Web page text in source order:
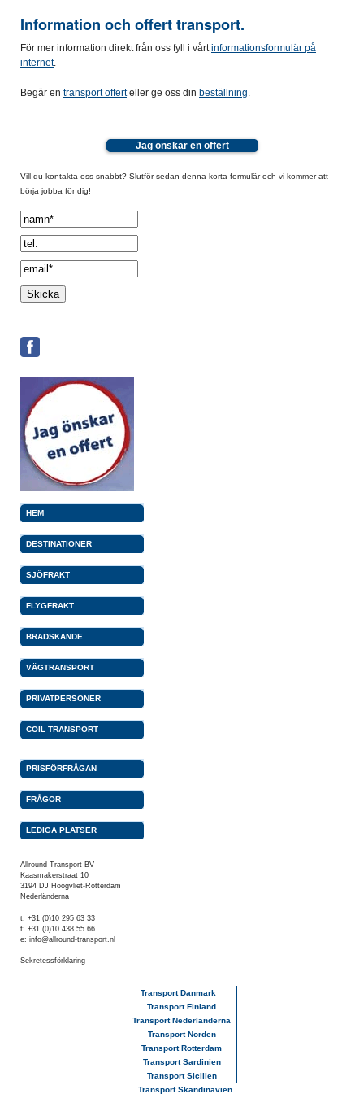
Information och offert transport.
För mer information direkt från oss fyll i vårtinformationsformulär på
internet.
Begär en transport offerteller ge oss din beställning
Jag önskar en offert
Vill du kontakta oss snabbt? Slutför sedan denna korta formulär och vi kommer att
börja jobba för dig!
Spamcheck:
HEM
DESTINATIONER
SJÖFRAKT
FLYGFRAKT
BRADSKANDE
VÄGTRANSPORT
PRIVATPERSONER
COIL TRANSPORT
PRISFÖRFRÅGAN
FRÅGOR
LEDIGA PLATSER
Allround Transport BV
Kaasmakerstraat 10
3194 DJ Hoogvliet-Rotterdam
Nederländerna
t: +31 (0)10 295 63 33
f: +31 (0)10 438 55 66
e: info@allround-transport.nl
Sekretessförklaring
Transport Danmark
Transport Finland
Transport Nederländerna
Transport Norden
Transport Rotterdam
Transport Sardinien
Transport Sicilien
Transport Skandinavien